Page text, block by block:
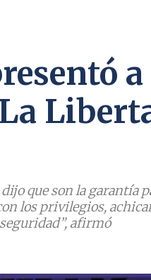
a
que son la garantía
los privilegios,
afirmó